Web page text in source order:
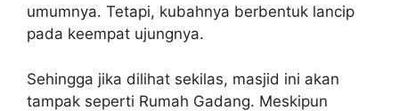
umumnya. Tetapi, kubahnya berbentuk lancip
pada keempat ujungnya.
Sehingga jika dilihat sekilas, masjid ini akan
tampak seperti Rumah Gadang. Meskipun